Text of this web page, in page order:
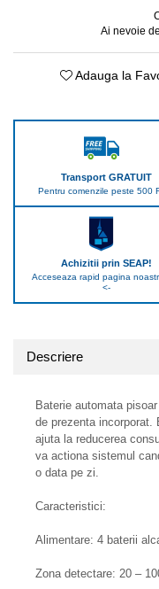
Ai nevoie
Adauga la
Transport GRATUIT
Pentru comenzile peste 500
Achizitii prin SEAP!
Acceseaza rapid pagina
<-
Descriere
Baterie automata
de prezenta incorporat.
ajuta la reducerea
va actiona sistemul
o data pe zi.
Caracteristici:
Alimentare: 4 baterii
Zona detectare: 20 –